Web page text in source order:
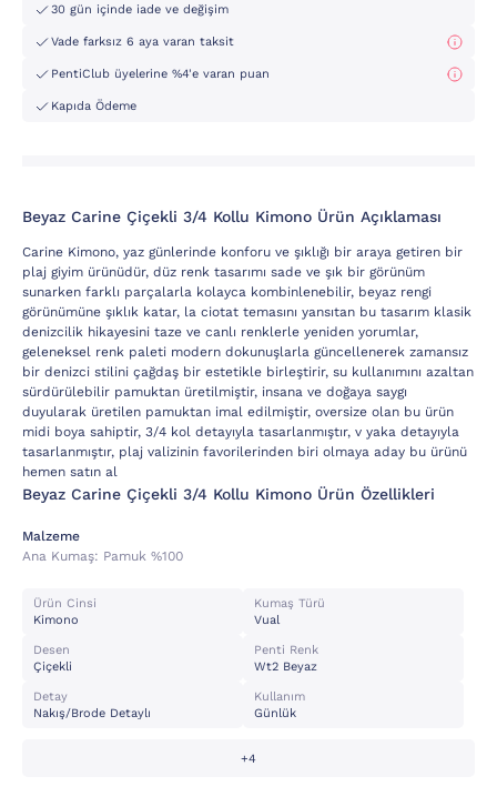
30 gün içinde iade ve değişim
Vade farksız 6 aya varan taksit
PentiClub üyelerine %4'e varan puan
Kapıda Ödeme
Beyaz Carine Çiçekli 3/4 Kollu Kimono Ürün Açıklaması
Carine Kimono, yaz günlerinde konforu ve şıklığı bir araya getiren bir
plaj giyim ürünüdür, düz renk tasarımı sade ve şık bir görünüm
sunarken farklı parçalarla kolayca kombinlenebilir, beyaz rengi
görünümüne şıklık katar, la ciotat temasını yansıtan bu tasarım klasik
denizcilik hikayesini taze ve canlı renklerle yeniden yorumlar,
geleneksel renk paleti modern dokunuşlarla güncellenerek zamansız
bir denizci stilini çağdaş bir estetikle birleştirir, su kullanımını azaltan
sürdürülebilir pamuktan üretilmiştir, insana ve doğaya saygı
duyularak üretilen pamuktan imal edilmiştir, oversize olan bu ürün
midi boya sahiptir, 3/4 kol detayıyla tasarlanmıştır, v yaka detayıyla
tasarlanmıştır, plaj valizinin favorilerinden biri olmaya aday bu ürünü
hemen satın al
Beyaz Carine Çiçekli 3/4 Kollu Kimono Ürün Özellikleri
Malzeme
Ana Kumaş: Pamuk %100
Ürün Cinsi
Kimono
Kumaş Türü
Vual
Desen
Çiçekli
Penti Renk
Wt2 Beyaz
Detay
Nakış/brode Detaylı
Kullanım
Günlük
+4